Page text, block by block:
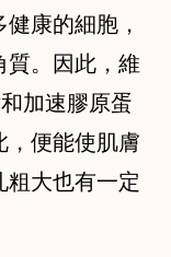
康的細胞，
質。因此，維
加速膠原蛋
，便能使肌膚
大也有一定